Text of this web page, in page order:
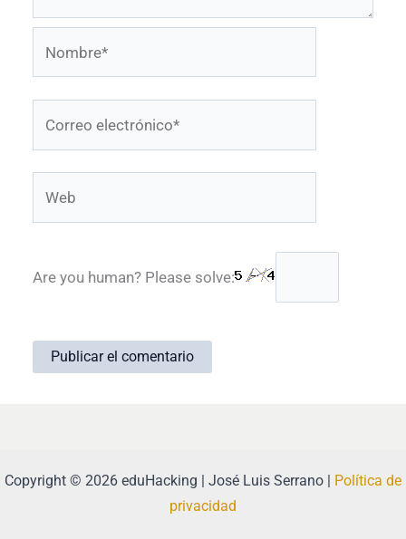
Are you human? Please solve:
Copyright © 2026 eduHacking | José Luis Serrano |
Política de
privacidad